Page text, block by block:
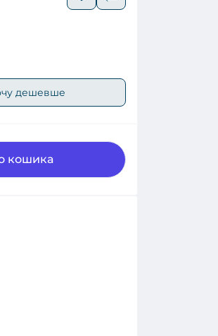
дешевше
кошика